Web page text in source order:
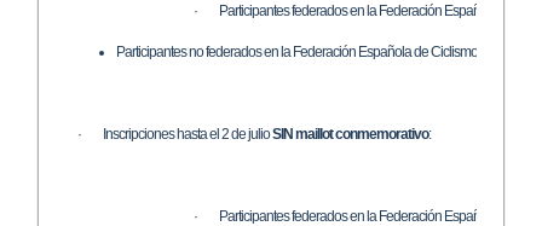
· Participantes federados en la Federación Española de
Participantes no federados en la Federación Española de Ciclismo: 46,00 €
· Inscripciones hasta el 2 de julioSIN maillot conmemorativo:
· Participantes federados en la Federación Española de